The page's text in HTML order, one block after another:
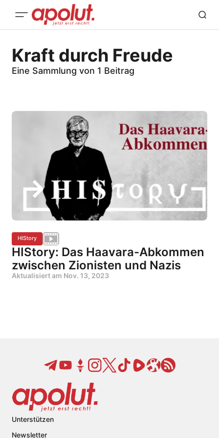
Kraft durch Freude
Eine Sammlung von 1 Beitrag
HIStory
HIStory: Das Haavara-Abkommen
zwischen Zionisten und Nazis
Aktualisiert am Nov. 13, 2023
Unterstützen
Newsletter